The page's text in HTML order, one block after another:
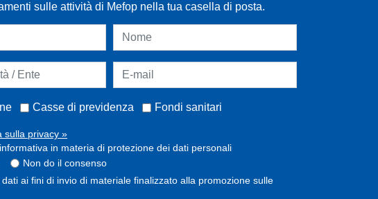
sulle attività di Mefop nella tua casella di posta.
Casse di previdenza Fondi sanitari
sulla privacy »
in materia di protezione dei dati personali
Non do il consenso
ai fini di invio di materiale finalizzato alla promozione sulle